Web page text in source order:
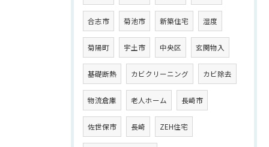
合志市 菊池市 新築住宅 湿度
菊陽町 宇土市 中央区 玄関物入
基礎断熱 カビクリーニング カビ除去
物流倉庫 老人ホーム 長崎市
佐世保市 長崎 ZEH住宅